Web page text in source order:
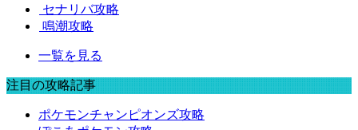
セナリバ攻略
鳴潮攻略
一覧を見る
注目の攻略記事
ポケモンチャンピオンズ攻略